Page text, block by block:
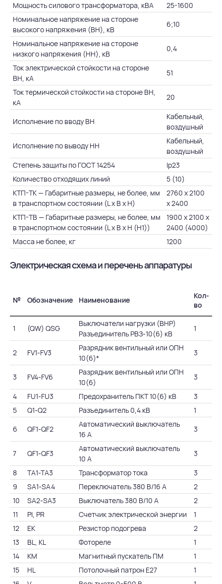
Мощность силового трансформатора, кВА
25-1600
Номинальное напряжение на стороне
высокого напряжения (ВН), кВ
6;10
Номинальное напряжение на стороне
низкого напряжения (НН), кВ
0,4
Ток электрической стойкости на стороне
ВН, кА
51
Ток термической стойкости на стороне ВН,
кА
20
Исполнение по вводу ВН
Кабельный,
воздушный
Исполнение по выводу НН
Кабельный,
воздушный
Степень защиты по ГОСТ 14254
Ip23
Количество отходящих линий
5 (10)
КТП-ТК — Габаритные размеры, не более, мм
в транспортном состоянии (L х B х H)
2760 х 2100
х 2400
КТП-ТВ — Габаритные размеры, не более, мм
в транспортном состоянии (L х B х H (Н1))
1900 х 2100 х
2400 (4000)
Масса не более, кг
1200
Электрическая схема и перечень аппаратуры
№ Обозначение Наименование
Кол-
во
1 (QW) QSG
Выключатели нагрузки (ВНР)
Разъединитель РВЗ-10(6) кВ
1
2 FV1-FV3
Разрядник вентильный или ОПН
10(6)*
3
3 FV4-FV6
Разрядник вентильный или ОПН
10(6)
3
4 FU1-FU3 Предохранитель ПКТ 10(6) кВ
3
5
Q1-Q2 Разъединитель 0,4 кВ
1
6
QF1-QF2
Автоматический выключатель
16 А
3
7 QF1-QF3
Автоматический выключатель
10 А
3
8 TA1-TA3 Трансформатор тока
3
9
SA1-SA4 Переключатель 380 В/16 А
2
10
SA2-SA3 Выключатель 380 В/10 А
2
11
PI, PR Счетчик электрической энергии
1
12
EK Резистор подогрева
2
13
BL, KL Фотореле
1
14
KM Магнитный пускатель ПМ
1
15
HL Потолочный патрон Е27
1